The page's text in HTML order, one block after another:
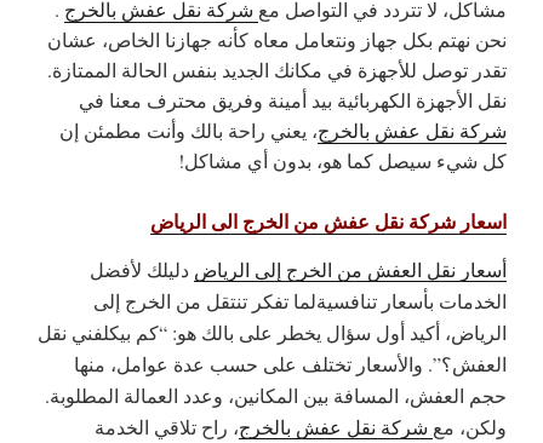
مشاكل، لا تتردد في التواصل مع شركة نقل عفش بالخرج .
نحن نهتم بكل جهاز ونتعامل معاه كأنه جهازنا الخاص، عشان
تقدر توصل للأجهزة في مكانك الجديد بنفس الحالة الممتازة.
نقل الأجهزة الكهربائية بيد أمينة وفريق محترف معنا في
شركة نقل عفش بالخرج، يعني راحة بالك وأنت مطمئن إن
كل شيء سيصل كما هو، بدون أي مشاكل!
اسعار شركة نقل عفش من الخرج الى الرياض
أسعار نقل العفش من الخرج إلى الرياض دليلك لأفضل
الخدمات بأسعار تنافسيةلما تفكر تنتقل من الخرج إلى
الرياض، أكيد أول سؤال يخطر على بالك هو: “كم بيكلفني نقل
العفش؟”. والأسعار تختلف على حسب عدة عوامل، منها
حجم العفش، المسافة بين المكانين، وعدد العمالة المطلوبة.
ولكن، مع شركة نقل عفش بالخرج، راح تلاقي الخدمة